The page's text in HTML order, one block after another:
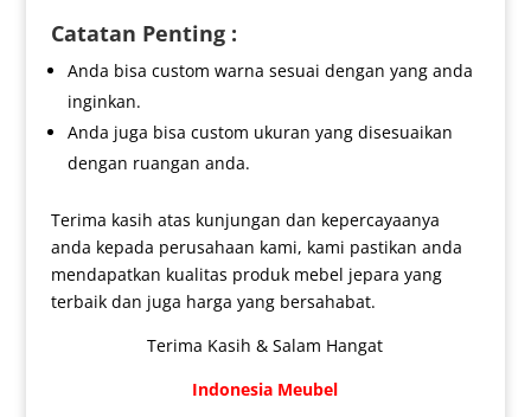
Catatan Penting :
Anda bisa custom warna sesuai dengan yang anda
inginkan.
Anda juga bisa custom ukuran yang disesuaikan
dengan ruangan anda.
Terima kasih atas kunjungan dan kepercayaanya
anda kepada perusahaan kami, kami pastikan anda
mendapatkan kualitas produk mebel jepara yang
terbaik dan juga harga yang bersahabat.
Terima Kasih & Salam Hangat
Indonesia Meubel